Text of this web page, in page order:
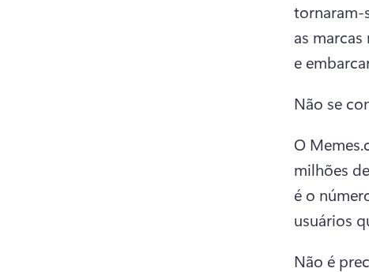
tornaram-
as
e
Não se
O
milhões
é o
usuários
Não é